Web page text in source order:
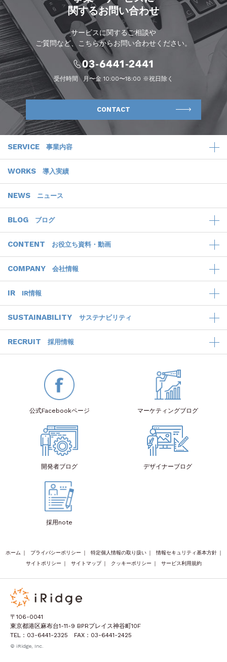
関するお問い合わせ
サービスに関するご相談や
ご質問など、こちらからお問い合わせください。
受付時間 月〜金 10:00〜18:00 ※祝日除く
CONTACT
SERVICE 事業内容
WORKS 導入実績
NEWS ニュース
BLOG ブログ
CONTENT お役立ち資料・動画
COMPANY 会社情報
IR IR情報
SUSTAINABILITY サステナビリティ
RECRUIT 採用情報
公式Facebookページ マーケティングブログ
開発者ブログ デザイナーブログ
採用note
ホーム ｜ プライバシーポリシー ｜ 特定個人情報の取り扱い ｜ 情報セキュリティ基本方針 ｜
サイトポリシー
｜ サイトマップ ｜ クッキーポリシー ｜ サービス利用規約
〒106-0041
東京都港区麻布台1-11-9 BPRプレイス神谷町10F
TEL：03-6441-2325 FAX：03-6441-2425
© iRidge, Inc.